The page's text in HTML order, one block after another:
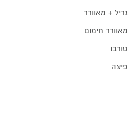
גריל + מאוורר
מאוורר חימום
טורבו
פיצה